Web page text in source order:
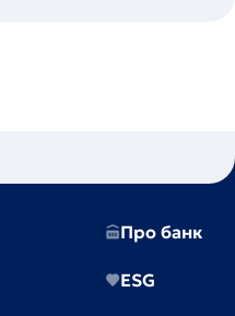
Про банк
ESG